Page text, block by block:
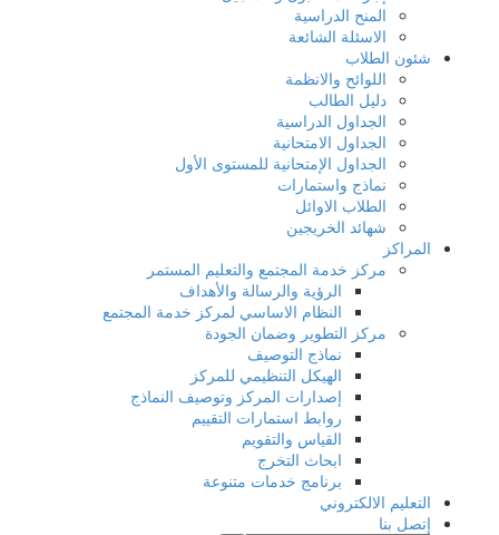
المنح الدراسية
الاسئلة الشائعة
شئون الطلاب
اللوائح والانظمة
دليل الطالب
الجداول الدراسية
الجداول الامتحانية
الجداول الإمتحانية للمستوى الأول
نماذج واستمارات
الطلاب الاوائل
شهائد الخريجين
المراكز
مركز خدمة المجتمع والتعليم المستمر
الرؤية والرسالة والأهداف
النظام الاساسي لمركز خدمة المجتمع
مركز التطوير وضمان الجودة
نماذج التوصيف
الهيكل التنظيمي للمركز
إصدارات المركز وتوصيف النماذج
روابط استمارات التقييم
القياس والتقويم
ابحاث التخرج
برنامج خدمات متنوعة
التعليم الالكتروني
إتصل بنا